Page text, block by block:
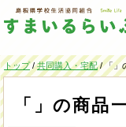
このページの本文へ
現
在
トップ/共同購入・宅配/「」
「」の商品